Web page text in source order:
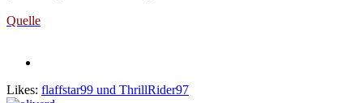
Quelle
Likes: flaffstar99 und ThrillRider97